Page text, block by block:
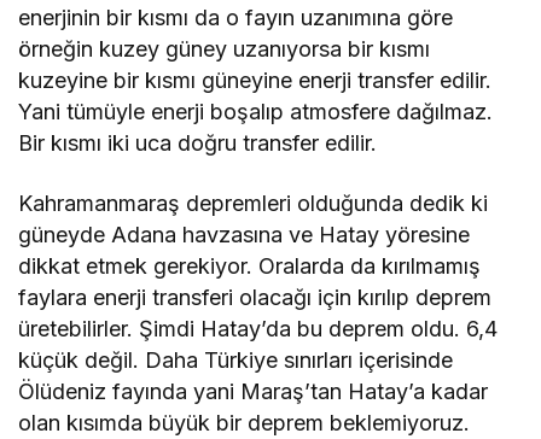
enerjinin bir kısmı da o fayın uzanımına göre
örneğin kuzey güney uzanıyorsa bir kısmı
kuzeyine bir kısmı güneyine enerji transfer edilir.
Yani tümüyle enerji boşalıp atmosfere dağılmaz.
Bir kısmı iki uca doğru transfer edilir.
Kahramanmaraş depremleri olduğunda dedik ki
güneyde Adana havzasına ve Hatay yöresine
dikkat etmek gerekiyor. Oralarda da kırılmamış
faylara enerji transferi olacağı için kırılıp deprem
üretebilirler. Şimdi Hatay’da bu deprem oldu. 6,4
küçük değil. Daha Türkiye sınırları içerisinde
Ölüdeniz fayında yani Maraş’tan Hatay’a kadar
olan kısımda büyük bir deprem beklemiyoruz.